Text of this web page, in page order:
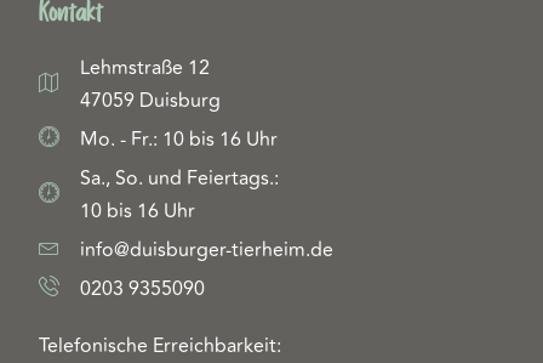
Kontakt
Lehmstraße 12
47059 Duisburg
Mo. - Fr.: 10 bis 16 Uhr
Sa., So. und Feiertags.:
10 bis 16 Uhr
info@duisburger-tierheim.de
0203 9355090
Telefonische Erreichbarkeit: